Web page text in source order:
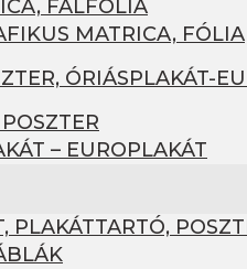
FALFÓLIA
MATRICA, FÓLIA
ÓRIÁSPLAKÁT-
– EUROPLAKÁT
PLAKÁTTARTÓ,